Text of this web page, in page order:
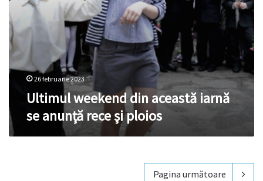
26 februarie 2023
Ultimul weekend din această iarnă
se anunţă rece şi ploios
Pagina următoare